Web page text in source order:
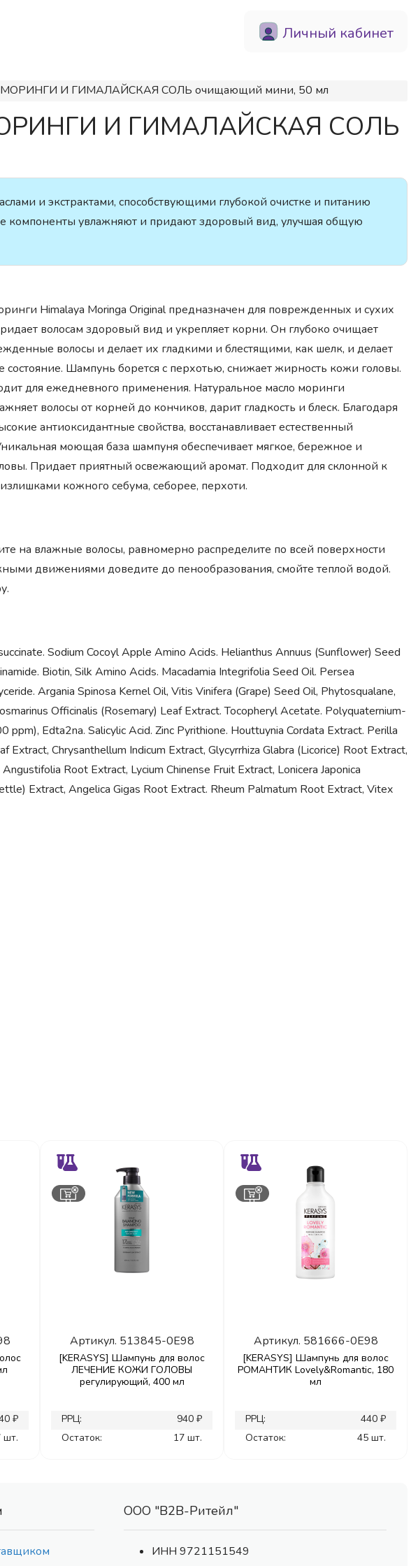
Личный кабинет
МОРИНГИ И ГИМАЛАЙСКАЯ СОЛЬ очищающий мини, 50 мл
И ГИМАЛАЙСКАЯ СОЛЬ
и экстрактами, способствующими глубокой очистке и питанию
компоненты увлажняют и придают здоровый вид, улучшая общую
Himalaya Moringa Original предназначен для поврежденных и сухих
волосам здоровый вид и укрепляет корни. Он глубоко очищает
волосы и делает их гладкими и блестящими, как шелк, и делает
Шампунь борется с перхотью, снижает жирность кожи головы.
для ежедневного применения. Натуральное масло моринги
волосы от корней до кончиков, дарит гладкость и блеск. Благодаря
антиоксидантные свойства, восстанавливает естественный
моющая база шампуня обеспечивает мягкое, бережное и
Придает приятный освежающий аромат. Подходит для склонной к
кожного себума, себорее, перхоти.
на влажные волосы, равномерно распределите по всей поверхности
движениями доведите до пенообразования, смойте теплой водой.
Sodium Cocoyl Apple Amino Acids. Helianthus Annuus (Sunflower) Seed
Biotin, Silk Amino Acids. Macadamia Integrifolia Seed Oil. Persea
Argania Spinosa Kernel Oil, Vitis Vinifera (Grape) Seed Oil, Phytosqualane,
Officinalis (Rosemary) Leaf Extract. Tocopheryl Acetate. Polyquaternium-
ppm), Edta2na. Salicylic Acid. Zinc Pyrithione. Houttuynia Cordata Extract. Perilla
Extract, Chrysanthellum Indicum Extract, Glycyrrhiza Glabra (Licorice) Root Extract,
Root Extract, Lycium Chinense Fruit Extract, Lonicera Japonica
Extract, Angelica Gigas Root Extract. Rheum Palmatum Root Extract, Vitex
₽
шт.
Артикул. 513845-0E98
[KERASYS] Шампунь для волос
ЛЕЧЕНИЕ КОЖИ ГОЛОВЫ
регулирующий, 400 мл
РРЦ:
940 ₽
Остаток:
17 шт.
Артикул. 581666-0E98
[KERASYS] Шампунь для волос
РОМАНТИК Lovely&Romantic, 180
мл
РРЦ:
440 ₽
Остаток:
45 шт.
ООО "В2В-Ритейл"
ИНН 9721151549